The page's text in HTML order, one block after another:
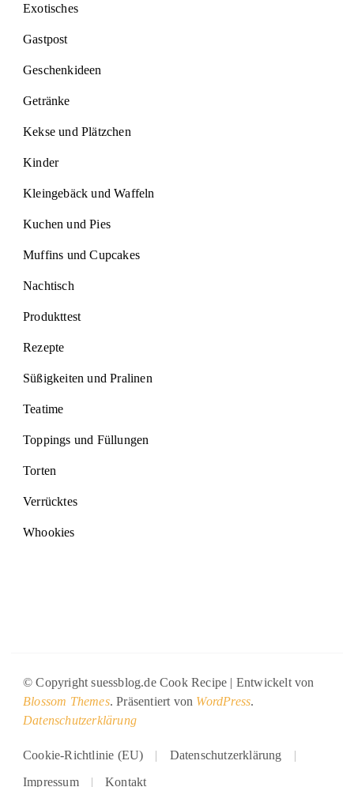
Exotisches
Gastpost
Geschenkideen
Getränke
Kekse und Plätzchen
Kinder
Kleingebäck und Waffeln
Kuchen und Pies
Muffins und Cupcakes
Nachtisch
Produkttest
Rezepte
Süßigkeiten und Pralinen
Teatime
Toppings und Füllungen
Torten
Verrücktes
Whookies
© Copyright suessblog.deCook Recipe | Entwickelt von
Blossom Themes. Präsentiert von WordPress.
Datenschutzerklärung
Cookie-Richtlinie (EU)
Datenschutzerklärung
Impressum
Kontakt